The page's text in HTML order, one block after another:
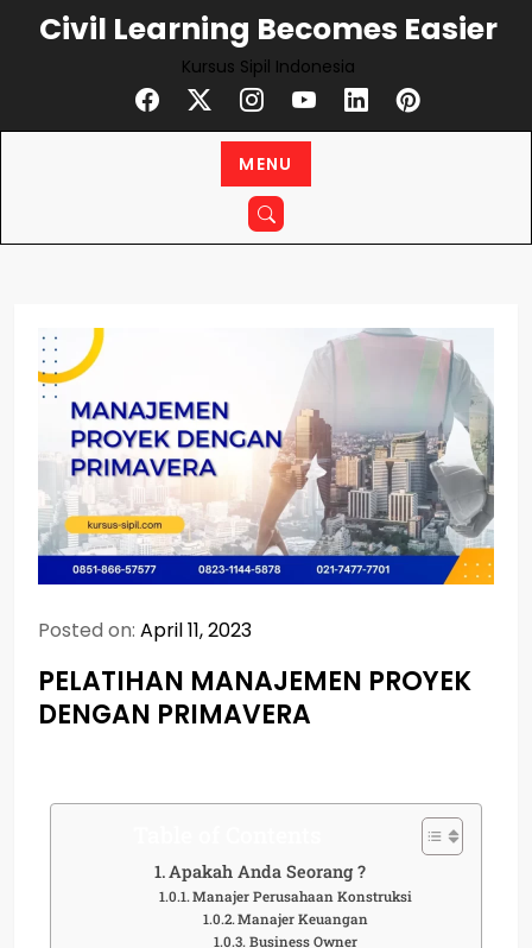
Civil Learning Becomes Easier
Kursus Sipil Indonesia
MENU
Posted on: April 11, 2023
PELATIHAN MANAJEMEN PROYEK
DENGAN PRIMAVERA
Apakah Anda Seorang ?
Manajer Perusahaan Konstruksi
Manajer Keuangan
Business Owner